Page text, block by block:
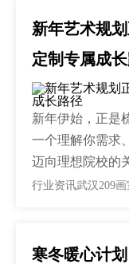
新年艺术规
定制专属成
新年伊始，正是
一个理解你需求
迈向理想院校的
行业资讯武汉209画
寒冬暖心计